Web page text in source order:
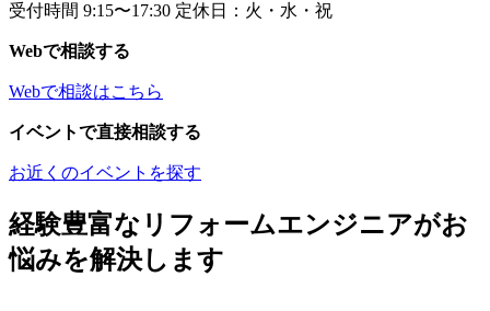
受付時間 9:15〜17:30 定休日：火・水・祝
Webで相談する
Webで相談はこちら
イベントで直接相談する
お近くのイベントを探す
経験豊富なリフォームエンジニアがお
悩みを解決します